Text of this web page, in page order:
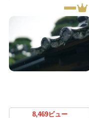
8,469ビュー